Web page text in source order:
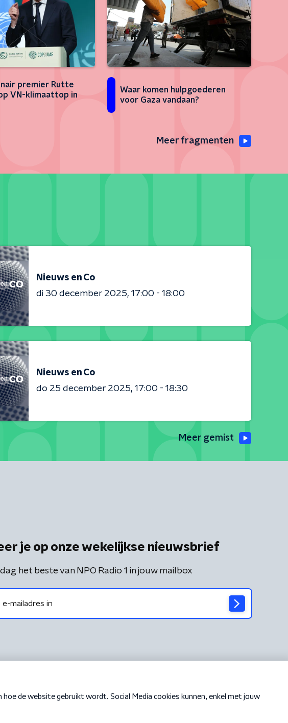
premier Rutte
VN-klimaattop in
Waar komen hulpgoederen
voor Gaza vandaan?
Meer fragmenten
Nieuws en Co
di 30 december 2025 17:00 - 18:00
Nieuws en Co
do 25 december 2025 17:00 - 18:30
Meer gemist
je op onze wekelijkse nieuwsbrief
het beste van NPO Radio 1 in jouw mailbox